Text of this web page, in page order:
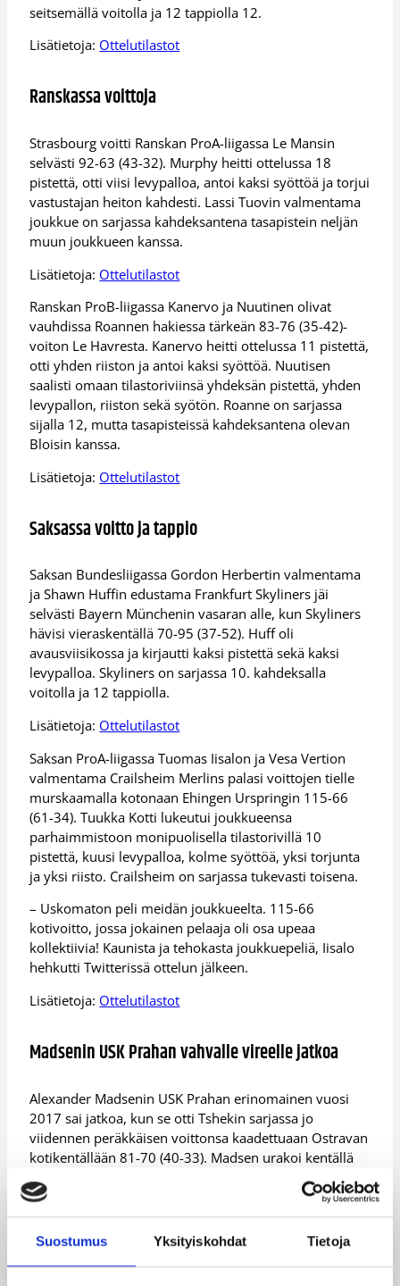
Suostumus Yksityiskohdat Tietoja
seitsemällä voitolla ja 12 tappiolla 12.
Lisätietoja: Ottelutilastot
Ranskassa voittoja
Strasbourg voitti Ranskan ProA-liigassa Le Mansin
selvästi 92-63 (43-32). Murphy heitti ottelussa 18
pistettä, otti viisi levypalloa, antoi kaksi syöttöä ja torjui
vastustajan heiton kahdesti. Lassi Tuovin valmentama
joukkue on sarjassa kahdeksantena tasapistein neljän
muun joukkueen kanssa.
Lisätietoja: Ottelutilastot
Ranskan ProB-liigassa Kanervo ja Nuutinen olivat
vauhdissa Roannen hakiessa tärkeän 83-76 (35-42)-
voiton Le Havresta. Kanervo heitti ottelussa 11 pistettä,
otti yhden riiston ja antoi kaksi syöttöä. Nuutisen
saalisti omaan tilastoriviinsä yhdeksän pistettä, yhden
levypallon, riiston sekä syötön. Roanne on sarjassa
sijalla 12, mutta tasapisteissä kahdeksantena olevan
Bloisin kanssa.
Lisätietoja: Ottelutilastot
Saksassa voitto ja tappio
Saksan Bundesliigassa Gordon Herbertin valmentama
ja Shawn Huffin edustama Frankfurt Skyliners jäi
selvästi Bayern Münchenin vasaran alle, kun Skyliners
hävisi vieraskentällä 70-95 (37-52). Huff oli
avausviisikossa ja kirjautti kaksi pistettä sekä kaksi
levypalloa. Skyliners on sarjassa 10. kahdeksalla
voitolla ja 12 tappiolla.
Lisätietoja: Ottelutilastot
Saksan ProA-liigassa Tuomas Iisalon ja Vesa Vertion
valmentama Crailsheim Merlins palasi voittojen tielle
murskaamalla kotonaan Ehingen Urspringin 115-66
(61-34). Tuukka Kotti lukeutui joukkueensa
parhaimmistoon monipuolisella tilastorivillä 10
pistettä, kuusi levypalloa, kolme syöttöä, yksi torjunta
ja yksi riisto. Crailsheim on sarjassa tukevasti toisena.
– Uskomaton peli meidän joukkueelta. 115-66
kotivoitto, jossa jokainen pelaaja oli osa upeaa
kollektiivia! Kaunista ja tehokasta joukkuepeliä, Iisalo
hehkutti Twitterissä ottelun jälkeen.
Lisätietoja: Ottelutilastot
Madsenin USK Prahan vahvalle vireelle jatkoa
Alexander Madsenin USK Prahan erinomainen vuosi
2017 sai jatkoa, kun se otti Tshekin sarjassa jo
viidennen peräkkäisen voittonsa kaadettuaan Ostravan
kotikentällään 81-70 (40-33). Madsen urakoi kentällä
29 minuuttia ja heitti yhdeksän pistettä, nappasi kolme
levypalloa, antoi neljä syöttöä ja blokkasi kahdesti. USK
Praha on voittanut kaikki tämän vuoden puolella
pelaamansa liigaottelut. Se selvitti tiensä kuuden
joukkueen ylempään loppusarjaan ja sijoittui